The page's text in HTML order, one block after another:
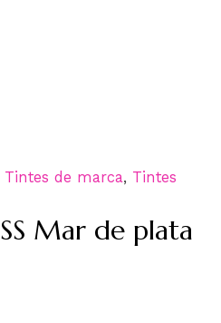
Tintes de marca, Tintes
Mar de plata